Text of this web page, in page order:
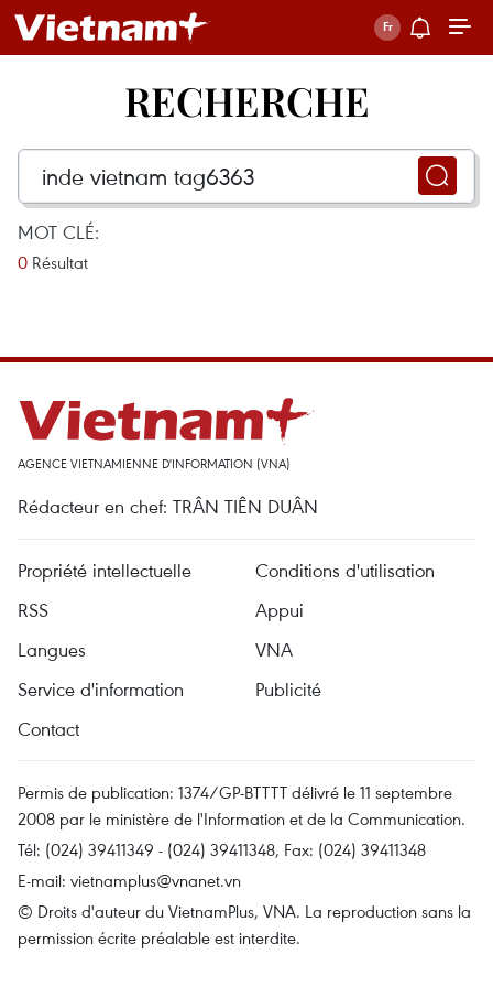
RECHERCHE
MOT CLÉ:
0 Résultat
AGENCE VIETNAMIENNE D'INFORMATION (VNA)
Rédacteur en chef: TRÂN TIÊN DUÂN
Propriété intellectuelle
Conditions d'utilisation
RSS
Appui
Langues
VNA
Service d'information
Publicité
Contact
Permis de publication: 1374/GP-BTTTT délivré le 11 septembre
2008 par le ministère de l'Information et de la Communication.
Tél: (024) 39411349 - (024) 39411348, Fax: (024) 39411348
E-mail: vietnamplus@vnanet.vn
© Droits d'auteur du VietnamPlus, VNA. La reproduction sans la
permission écrite préalable est interdite.